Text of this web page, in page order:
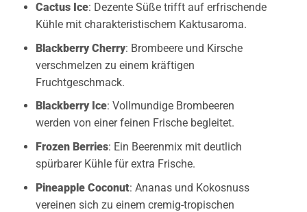
Cactus Ice: Dezente Süße trifft auf erfrischende
Kühle mit charakteristischem Kaktusaroma.
Blackberry Cherry: Brombeere und Kirsche
verschmelzen zu einem kräftigen
Fruchtgeschmack.
Blackberry Ice: Vollmundige Brombeeren
werden von einer feinen Frische begleitet.
Frozen Berries: Ein Beerenmix mit deutlich
spürbarer Kühle für extra Frische.
Pineapple Coconut: Ananas und Kokosnuss
vereinen sich zu einem cremig-tropischen